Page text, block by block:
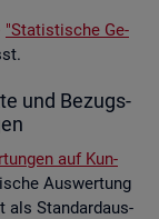
"Sta­tis­ti­sche Ge­
und Be­zugs­
auf Kun­
Aus­wer­tung
als Stan­dard­aus­